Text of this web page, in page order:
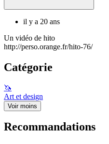
il y a 20 ans
Un vidéo de hito
http://perso.orange.fr/hito-76/
Catégorie
🦄
Art et design
Voir moins
Recommandations